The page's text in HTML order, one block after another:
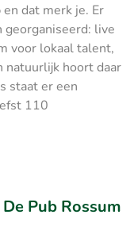
dat merk je. Er
live
voor lokaal talent,
natuurlijk hoort daar
staat er een
110
Pub Rossum